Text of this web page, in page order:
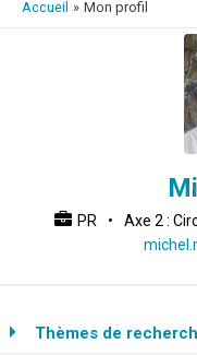
Accueil Mon profil
PR • Axe 2 :
Thèmes de